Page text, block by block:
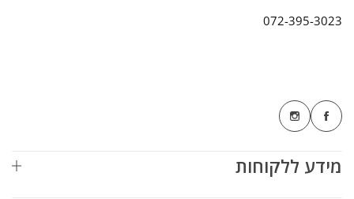
072-395-3023
מידע ללקוחות